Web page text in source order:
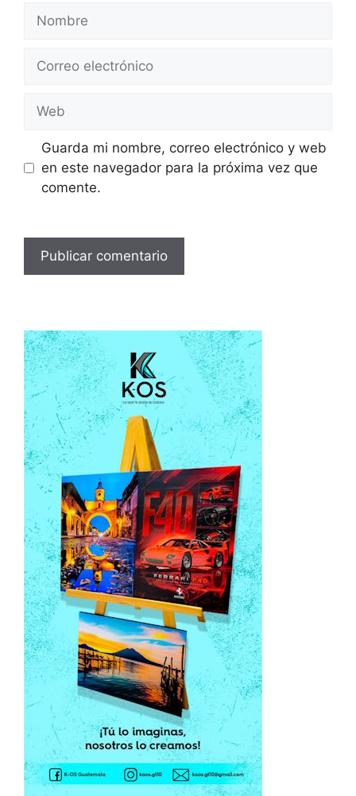
electrónico
Guarda mi nombre, correo electrónico y web
en este navegador para la próxima vez que
comente.